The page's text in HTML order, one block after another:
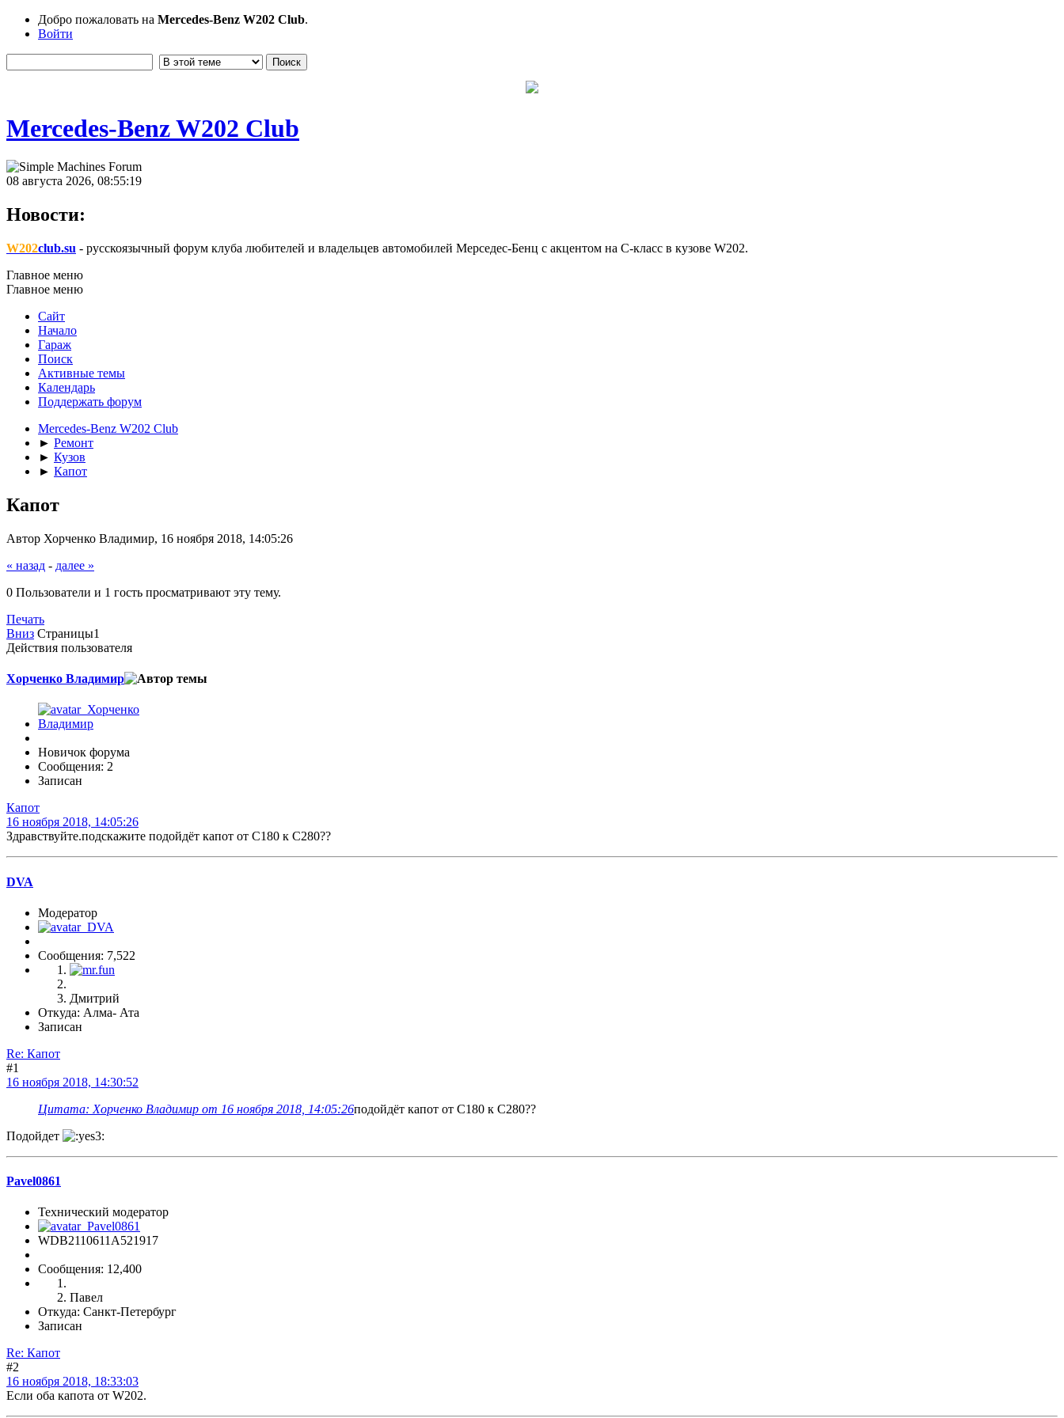
Добро пожаловать на Mercedes-Benz W202 Club.
Войти
Mercedes-Benz W202 Club
08 августа 2026, 08:55:19
Новости:
W202club.su - русскоязычный форум клуба любителей и владельцев автомобилей Мерседес-Бенц с акцентом на C-класс в кузове W202.
Главное меню
Главное меню
Сайт
Начало
Гараж
Поиск
Активные темы
Календарь
Поддержать форум
Mercedes-Benz W202 Club
► Ремонт
► Кузов
► Капот
Капот
Автор Хорченко Владимир, 16 ноября 2018, 14:05:26
« назад - далее »
0 Пользователи и 1 гость просматривают эту тему.
Печать
Вниз Страницы1
Действия пользователя
Хорченко Владимир
Новичок форума
Сообщения: 2
Записан
Капот
16 ноября 2018, 14:05:26
Здравствуйте.подскажите подойдёт капот от С180 к С280??
DVA
Модератор
Сообщения: 7,522
Дмитрий
Откуда: Алма- Ата
Записан
Re: Капот
#1
16 ноября 2018, 14:30:52
Цитата: Хорченко Владимир от 16 ноября 2018, 14:05:26подойдёт капот от С180 к С280??
Подойдет
Pavel0861
Технический модератор
WDB2110611A521917
Сообщения: 12,400
Павел
Откуда: Санкт-Петербург
Записан
Re: Капот
#2
16 ноября 2018, 18:33:03
Если оба капота от W202.